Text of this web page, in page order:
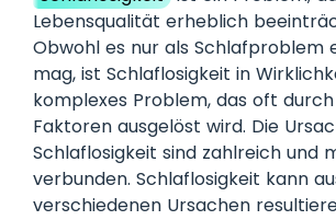
Lebensqualität erheblich
Obwohl es nur als Schlafproblem
mag, ist Schlaflosigkeit in
komplexes Problem, das oft
Faktoren ausgelöst wird. Die
Schlaflosigkeit sind zahlreich und
verbunden. Schlaflosigkeit kann
verschiedenen Ursachen